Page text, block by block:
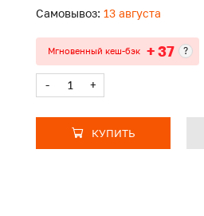
Самовывоз: 13 августа
Мгновенный кеш-бэк + 37 ?
- +
КУПИТЬ